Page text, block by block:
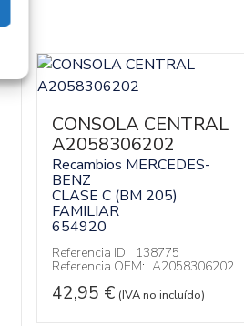
CONSOLA CENTRAL
A2058306202
Recambios MERCEDES-
BENZ
CLASE C (BM 205)
FAMILIAR
654920
Referencia ID: 138775
Referencia OEM: A2058306202
42,95 € (IVA no incluído)